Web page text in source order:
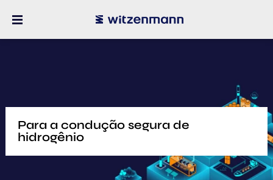
Para a condução segura de
hidrogênio